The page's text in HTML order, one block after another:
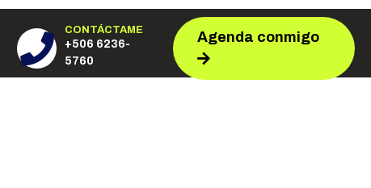
CONTÁCTAME
+506 6236-
5760
Agenda conmigo